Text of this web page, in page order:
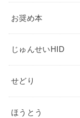
お奨め本
じゅんせいHID
せどり
ほうとう